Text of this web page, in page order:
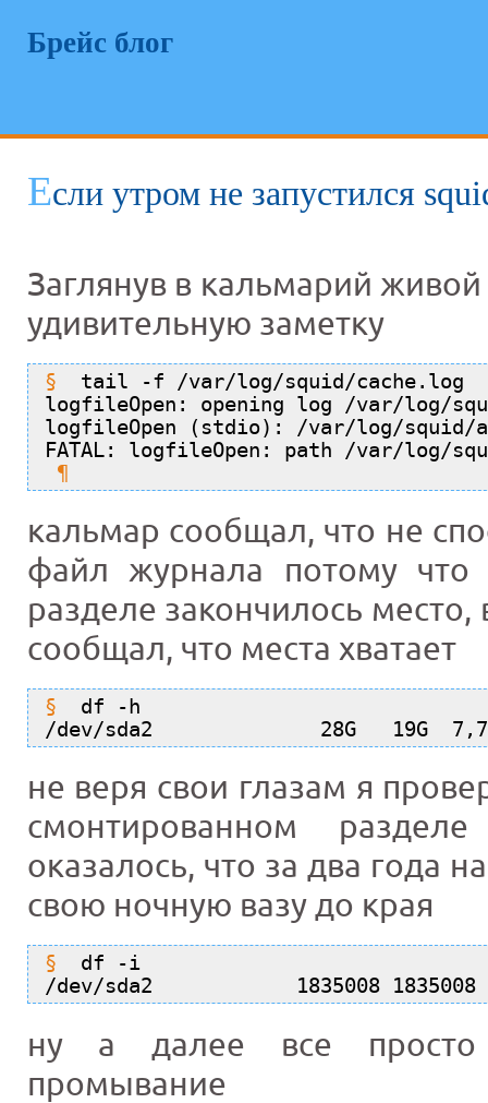
Брейс блог
Если утром не запустился
Заглянув в кальмарий
удивительную заметку
tail -f /var/log/squid/cache.log
logfileOpen: opening log /var/log/
logfileOpen (stdio): /var/log/squid/
FATAL: logfileOpen: path /var/log/
кальмар сообщал, что не
файл журнала потому что
разделе закончилось
сообщал, что места хватает
df -h
/dev/sda2              28G   19G
не веря свои глазам я
смонтированном
оказалось, что за два года
свою ночную вазу до края
df -i
/dev/sda2            1835008
ну а далее все
промывание